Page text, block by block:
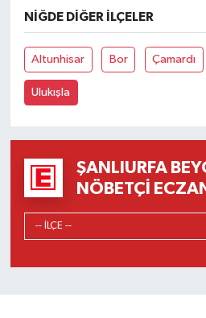
NIĞDE DIĞER İLÇELER
Altunhisar Bor Çamardı
Ulukışla
ŞANLIURFA
NÖBETÇI